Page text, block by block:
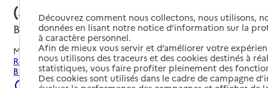
(aide) – ADHAP Services
Brasles, AISNE
Mis à jour le22/07/2026
Rechercher les établissements et services autour de
Brasles.
Signaler une erreur
Découvrez comment nous collectons, nous utilisons,
données en lisant notre notice d’information sur la
à caractère personnel.
Afin de mieux vous servir et d’améliorer votre
nous utilisons des traceurs et des cookies destinés à
statistiques, vous faire profiter pleinement des
Des cookies sont utilisés dans le cadre de campagne